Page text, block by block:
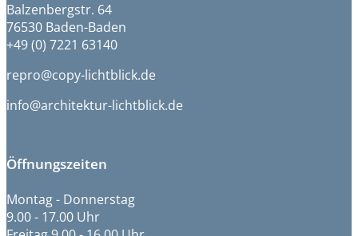
Balzenbergstr. 64
76530 Baden-Baden
+49 (0) 7221 63140
repro@copy-lichtblick.de
info@architektur-lichtblick.de
Öffnungszeiten
Montag - Donnerstag
9.00 - 17.00 Uhr